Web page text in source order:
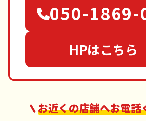
050-1869-
HPはこちら
お近くの店舗へお電話